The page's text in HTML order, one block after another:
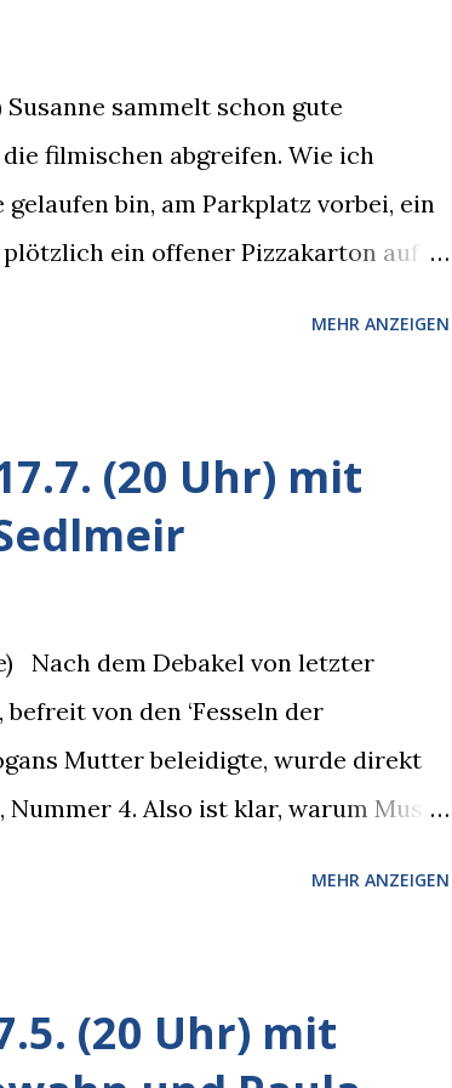
sammelt schon gute
filmischen abgreifen. Wie ich
bin, am Parkplatz vorbei, ein
ein offener Pizzakarton auf
Krähe und mich, wir lächelten
sagte ich zu ihm, “im Wedding muss
bestätigte der freundliche
MEHR ANZEIGEN
(20 Uhr) mit
Nach dem Debakel von letzter
von den ‘Fesseln der
Mutter beleidigte, wurde direkt
4. Also ist klar, warum Musk
unauffälliger machen muss, damit die
MEHR ANZEIGEN
(20 Uhr) mit